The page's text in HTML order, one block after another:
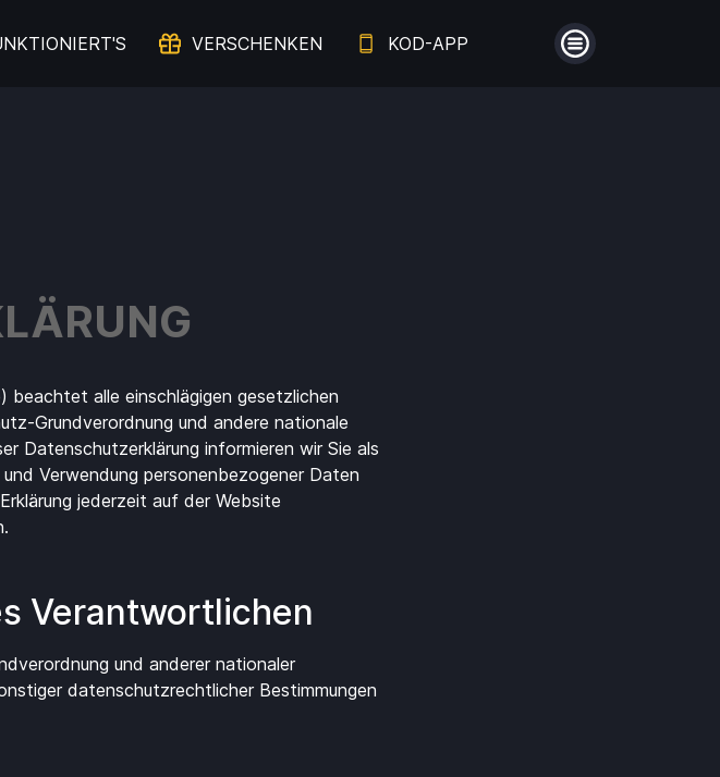
VERSCHENKEN KOD-APP
beachtet alle einschlägigen gesetzlichen
Grundverordnung und andere nationale
Datenschutzerklärung informieren wir Sie als
Verwendung personenbezogener Daten
jederzeit auf der Website
Verantwortlichen
und anderer nationaler
datenschutzrechtlicher Bestimmungen